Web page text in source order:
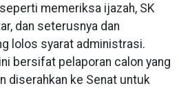
memeriksa ijazah, SK
dan seterusnya dan
lolos syarat administrasi.
bersifat pelaporan calon yang
diserahkan ke Senat untuk